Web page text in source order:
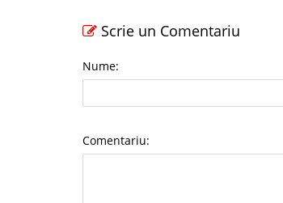
Scrie un Comentariu
Nume:
Comentariu: